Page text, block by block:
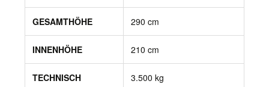
GESAMTHÖHE 290 cm
INNENHÖHE 210 cm
TECHNISCH
3.500 kg